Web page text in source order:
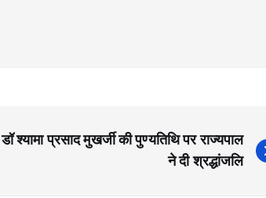
डॉ श्यामा प्रसाद मुखर्जी की पुण्यतिथि पर राज्यपाल
ने दी श्रद्धांजलि